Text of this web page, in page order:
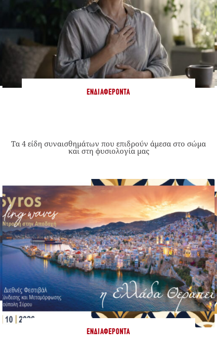
ΕΝΔΙΑΦΈΡΟΝΤΑ
Τα 4 είδη συναισθημάτων που επιδρούν άμεσα στο σώμα
και στη φυσιολογία μας
ΕΝΔΙΑΦΈΡΟΝΤΑ